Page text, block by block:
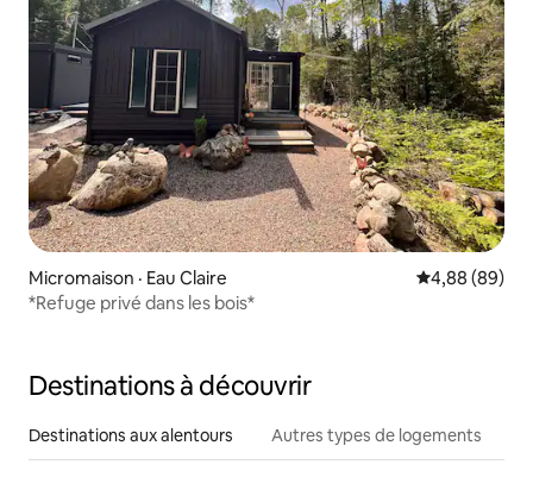
Micromaison · Eau Claire Note
4,88 (89)
*Refuge privé dans les bois*
Destinations à découvrir
Destinations aux alentours Autres types de logements